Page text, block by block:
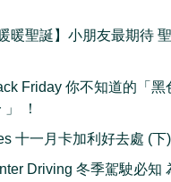
暖聖誕】小朋友最期待
Friday 你不知道的「黑
！
十一月卡加利好去處 (下)
Driving 冬季駕駛必知